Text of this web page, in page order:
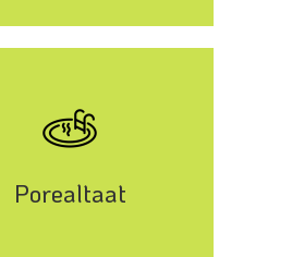
Porealtaat